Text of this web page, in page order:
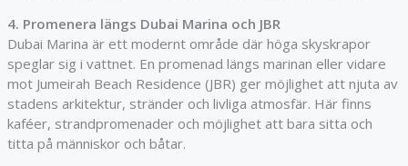
4. Promenera längs Dubai Marina och JBR
Dubai Marina är ett modernt område där höga skyskrapor
speglar sig i vattnet. En promenad längs marinan eller vidare
mot Jumeirah Beach Residence (JBR) ger möjlighet att njuta av
stadens arkitektur, stränder och livliga atmosfär. Här finns
kaféer, strandpromenader och möjlighet att bara sitta och
titta på människor och båtar.